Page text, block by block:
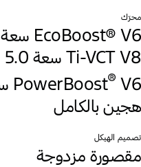
محرّك
EcoBoost® V6 سعة 3.5 لتر
Ti-VCT V8 سعة 5.0 لتر
PowerBoost® ‎V6 سعة 3.5 لتر
هجين بالكامل
تصميم الهيكل
مقصورة مزدوجة